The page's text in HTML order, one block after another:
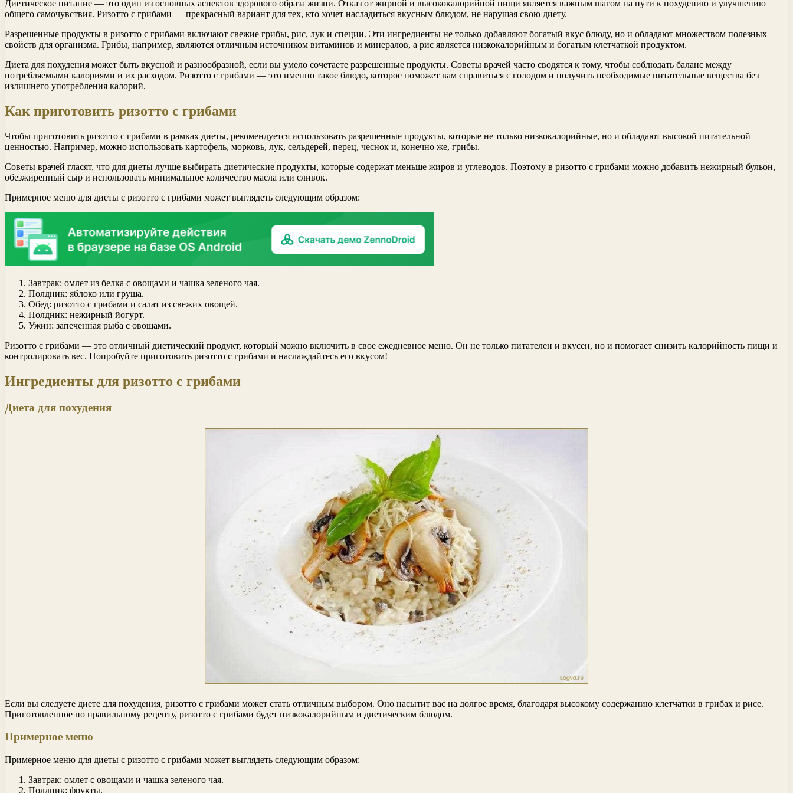
Диетическое питание — это один из основных аспектов здорового образа жизни. Отказ от жирной и высококалорийной пищи является важным шагом на пути к похудению и улучшению
общего самочувствия. Ризотто с грибами — прекрасный вариант для тех, кто хочет насладиться вкусным блюдом, не нарушая свою диету.
Разрешенные продукты в ризотто с грибами включают свежие грибы, рис, лук и специи. Эти ингредиенты не только добавляют богатый вкус блюду, но и обладают множеством полезных
свойств для организма. Грибы, например, являются отличным источником витаминов и минералов, а рис является низкокалорийным и богатым клетчаткой продуктом.
Диета для похудения может быть вкусной и разнообразной, если вы умело сочетаете разрешенные продукты. Советы врачей часто сводятся к тому, чтобы соблюдать баланс между
потребляемыми калориями и их расходом. Ризотто с грибами — это именно такое блюдо, которое поможет вам справиться с голодом и получить необходимые питательные вещества без
излишнего употребления калорий.
Как приготовить ризотто с грибами
Чтобы приготовить ризотто с грибами в рамках диеты, рекомендуется использовать разрешенные продукты, которые не только низкокалорийные, но и обладают высокой питательной
ценностью. Например, можно использовать картофель, морковь, лук, сельдерей, перец, чеснок и, конечно же, грибы.
Советы врачей гласят, что для диеты лучше выбирать диетические продукты, которые содержат меньше жиров и углеводов. Поэтому в ризотто с грибами можно добавить нежирный бульон,
обезжиренный сыр и использовать минимальное количество масла или сливок.
Примерное меню для диеты с ризотто с грибами может выглядеть следующим образом:
Завтрак: омлет из белка с овощами и чашка зеленого чая.
Полдник: яблоко или груша.
Обед: ризотто с грибами и салат из свежих овощей.
Полдник: нежирный йогурт.
Ужин: запеченная рыба с овощами.
Ризотто с грибами — это отличный диетический продукт, который можно включить в свое ежедневное меню. Он не только питателен и вкусен, но и помогает снизить калорийность пищи и
контролировать вес. Попробуйте приготовить ризотто с грибами и наслаждайтесь его вкусом!
Ингредиенты для ризотто с грибами
Диета для похудения
Если вы следуете диете для похудения, ризотто с грибами может стать отличным выбором. Оно насытит вас на долгое время, благодаря высокому содержанию клетчатки в грибах и рисе.
Приготовленное по правильному рецепту, ризотто с грибами будет низкокалорийным и диетическим блюдом.
Примерное меню
Примерное меню для диеты с ризотто с грибами может выглядеть следующим образом:
Завтрак: омлет с овощами и чашка зеленого чая.
Полдник: фрукты.